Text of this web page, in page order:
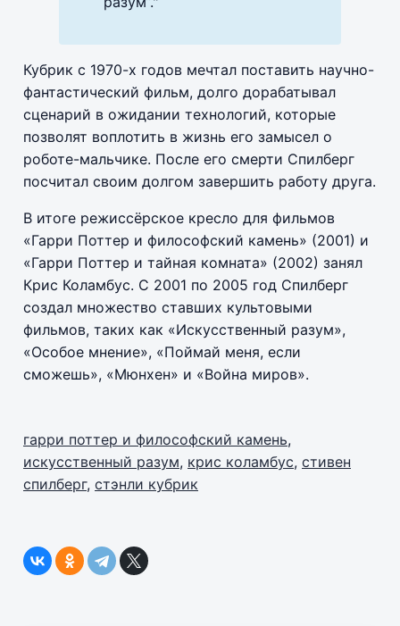
Кубрик с 1970-х годов мечтал поставить научно-
фантастический фильм, долго дорабатывал
сценарий в ожидании технологий, которые
позволят воплотить в жизнь его замысел о
роботе-мальчике. После его смерти Спилберг
посчитал своим долгом завершить работу друга.
В итоге режиссёрское кресло для фильмов
«Гарри Поттер и философский камень» (2001) и
«Гарри Поттер и тайная комната» (2002) занял
Крис Коламбус. С 2001 по 2005 год Спилберг
создал множество ставших культовыми
фильмов, таких как «Искусственный разум»,
«Особое мнение», «Поймай меня, если
сможешь», «Мюнхен» и «Война миров».
гарри поттер и философский камень,
искусственный разум, крис коламбус, стивен
спилберг, стэнли кубрик